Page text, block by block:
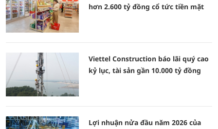
hơn 2.600 tỷ đồng cổ tức tiền mặt
Viettel Construction báo lãi quý cao
kỷ lục, tài sản gần 10.000 tỷ đồng
Lợi nhuận nửa đầu năm 2026 của